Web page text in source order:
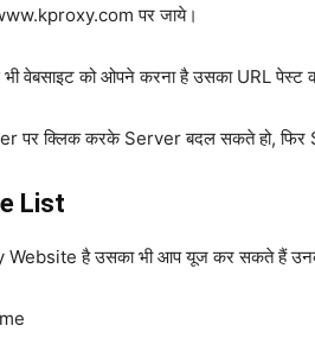
पर जाये।
वेबसाइट को ओपने करना है उसका URL पेस्ट
पर क्लिक करके Server बदल सकते हो, फिर
List
है उसका भी आप यूज कर सकते हैं